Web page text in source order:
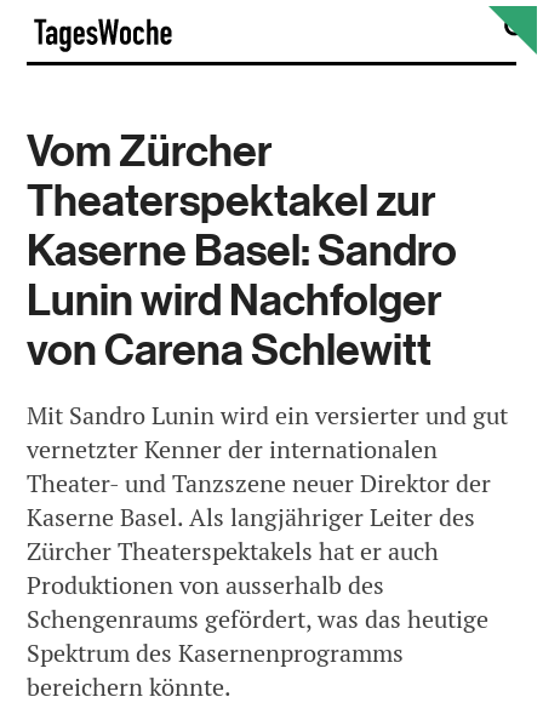
Skip
content
Vom Zürcher
Theaterspektakel zur
Kaserne Basel: Sandro
Lunin wird Nachfolger
von Carena Schlewitt
Mit Sandro Lunin wird ein versierter und gut
vernetzter Kenner der internationalen
Theater- und Tanzszene neuer Direktor der
Kaserne Basel. Als langjähriger Leiter des
Zürcher Theaterspektakels hat er auch
Produktionen von ausserhalb des
Schengenraums gefördert, was das heutige
Spektrum des Kasernenprogramms
bereichern könnte.